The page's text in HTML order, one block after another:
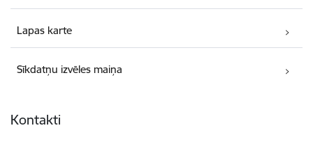
Lapas karte
Sīkdatņu izvēles maiņa
Kontakti